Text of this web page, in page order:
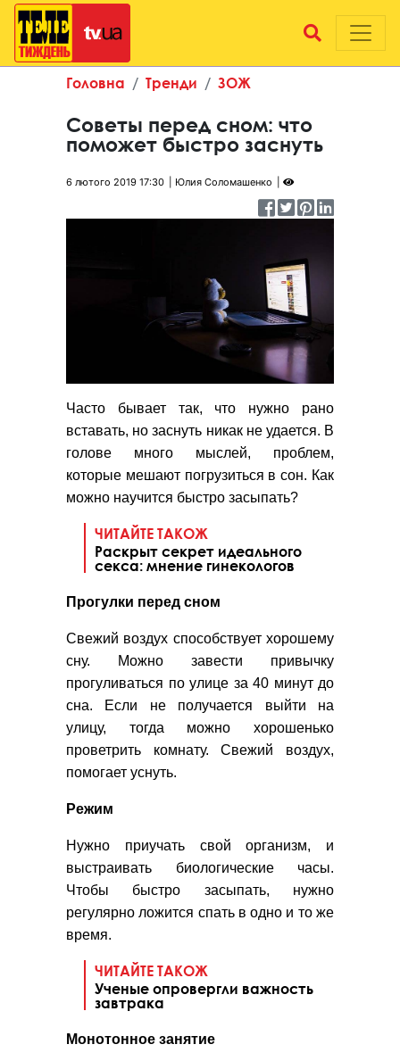
Головна Тренди ЗОЖ
Советы перед сном: что
поможет быстро заснуть
6 лютого 2019 17:30 Юлия Соломашенко
Часто бывает так, что нужно рано
вставать, но заснуть никак не удается. В
голове много мыслей, проблем,
которые мешают погрузиться в сон. Как
можно научится быстро засыпать?
ЧИТАЙТЕ ТАКОЖ
Раскрыт секрет идеального
секса: мнение гинекологов
Прогулки перед сном
Свежий воздух способствует хорошему
сну. Можно завести привычку
прогуливаться по улице за 40 минут до
сна. Если не получается выйти на
улицу, тогда можно хорошенько
проветрить комнату. Свежий воздух,
помогает уснуть.
Режим
Нужно приучать свой организм, и
выстраивать биологические часы.
Чтобы быстро засыпать, нужно
регулярно ложится спать в одно и то же
время.
ЧИТАЙТЕ ТАКОЖ
Ученые опровергли важность
завтрака
Монотонное занятие